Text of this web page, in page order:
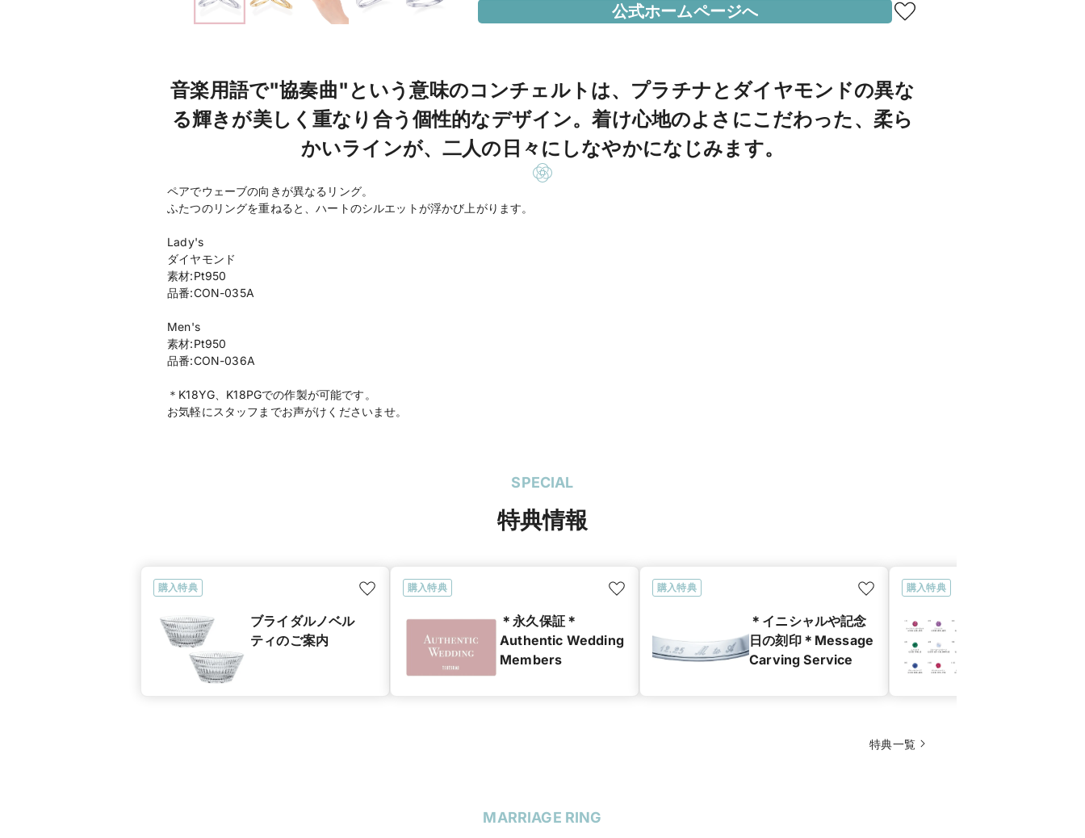
公式ホームページへ
音楽用語で"協奏曲"という意味のコンチェルトは、プラチナとダイヤモンドの異な
る輝きが美しく重なり合う個性的なデザイン。着け心地のよさにこだわった、柔ら
かいラインが、二人の日々にしなやかになじみます。
ペアでウェーブの向きが異なるリング。
ふたつのリングを重ねると、ハートのシルエットが浮かび上がります。
Lady's
ダイヤモンド
素材:Pt950
品番:CON-035A
Men's
素材:Pt950
品番:CON-036A
＊K18YG、K18PGでの作製が可能です。
お気軽にスタッフまでお声がけくださいませ。
SPECIAL
特典情報
購入特典
ブライダルノベル
ティのご案内
購入特典
＊永久保証＊
Authentic Wedding
Members
購入特典
＊イニシャルや記念
日の刻印＊Message
Carving Service
購入特典
特典一覧
MARRIAGE RING